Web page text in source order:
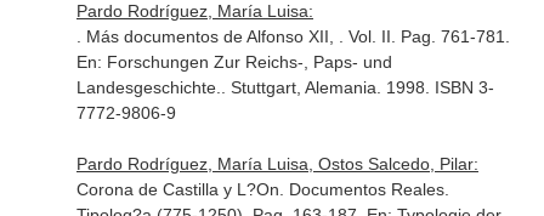
Pardo Rodríguez, María Luisa:
. Más documentos de Alfonso XII, . Vol. II. Pag. 761-781.
En: Forschungen Zur Reichs-, Paps- und
Landesgeschichte.
. Stuttgart, Alemania. 1998. ISBN 3-
7772-9806-9
Pardo Rodríguez, María Luisa, Ostos Salcedo, Pilar:
Corona de Castilla y L?On. Documentos Reales.